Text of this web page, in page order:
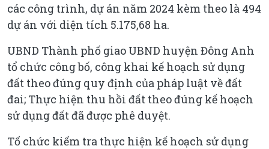
các công trình, dự án năm 2024 kèm theo là 494
dự án với diện tích 5.175,68 ha.
UBND Thành phố giao UBND huyện Đông Anh
tổ chức công bố, công khai kế hoạch sử dụng
đất theo đúng quy định của pháp luật về đất
đai; Thực hiện thu hồi đất theo đúng kế hoạch
sử dụng đất đã được phê duyệt.
Tổ chức kiểm tra thực hiện kế hoạch sử dụng